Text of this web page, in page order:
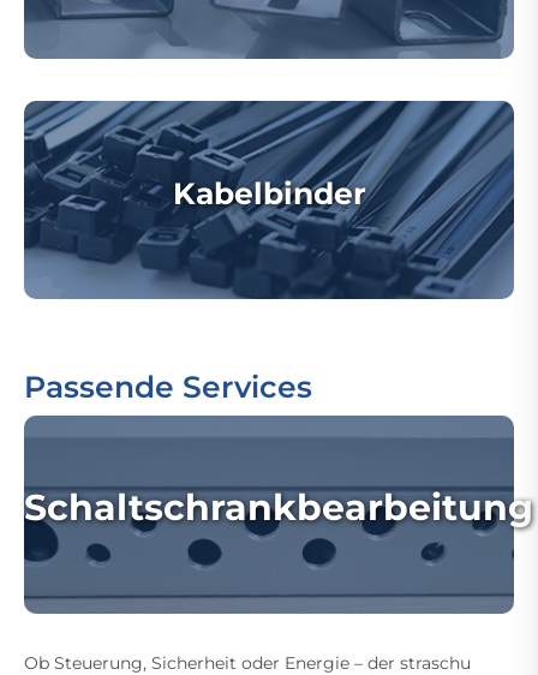
Kabelbinder
Passende Services
Schaltschrankbearbeitung
Ob Steuerung, Sicherheit oder Energie – der straschu